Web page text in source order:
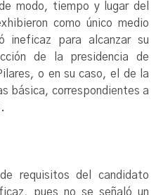
modo, tiempo y lugar del
como único medio
ineficaz para alcanzar su
de la presidencia de
o en su caso, el de la
básica, correspondientes a
requisitos del candidato
pues no se señaló un